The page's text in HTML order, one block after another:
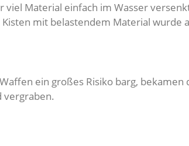
Material einfach im Wasser
mit belastendem Material wurde
ein großes Risiko barg,
vergraben.